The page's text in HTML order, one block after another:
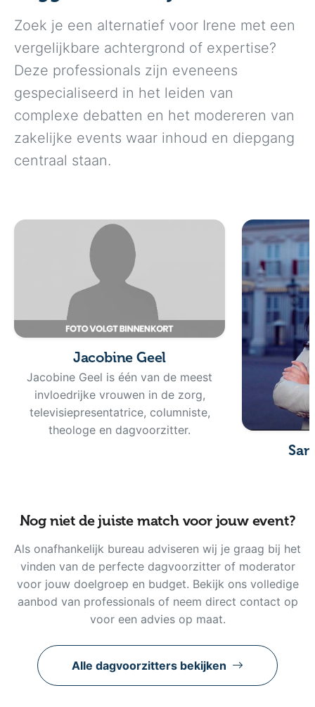
Zoek je een alternatief voor Irene met een
vergelijkbare achtergrond of expertise?
Deze professionals zijn eveneens
gespecialiseerd in het leiden van
complexe debatten en het modereren van
zakelijke events waar inhoud en diepgang
centraal staan.
Jacobine Geel
Jacobine Geel is één van de meest
invloedrijke vrouwen in de zorg,
televisiepresentatrice, columniste,
theologe en dagvoorzitter.
Nog niet de juiste match voor jouw event?
Als onafhankelijk bureau adviseren wij je graag bij het
vinden van de perfecte dagvoorzitter of moderator
voor jouw doelgroep en budget. Bekijk ons volledige
aanbod van professionals of neem direct contact op
voor een advies op maat.
Alle dagvoorzitters bekijken